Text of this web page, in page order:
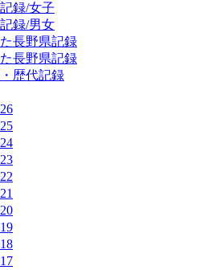
録/女子
録/男女
長野県記録
長野県記録
歴代記録